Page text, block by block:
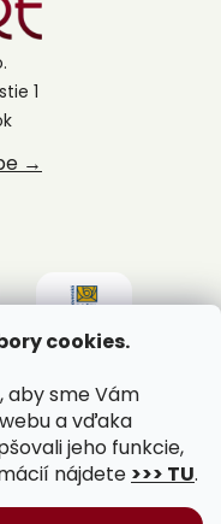
cookies.
aby sme Vám
a vďaka
jeho funkcie,
nájdete >>> TU.
1
→